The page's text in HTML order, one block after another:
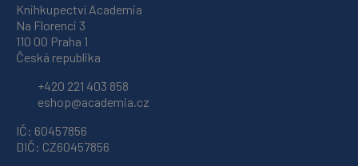
Knihkupectví Academia
Na Florenci 3
110 00 Praha 1
Česká republika
+420 221 403 858
eshop@academia.cz
IČ: 60457856
DIČ: CZ60457856